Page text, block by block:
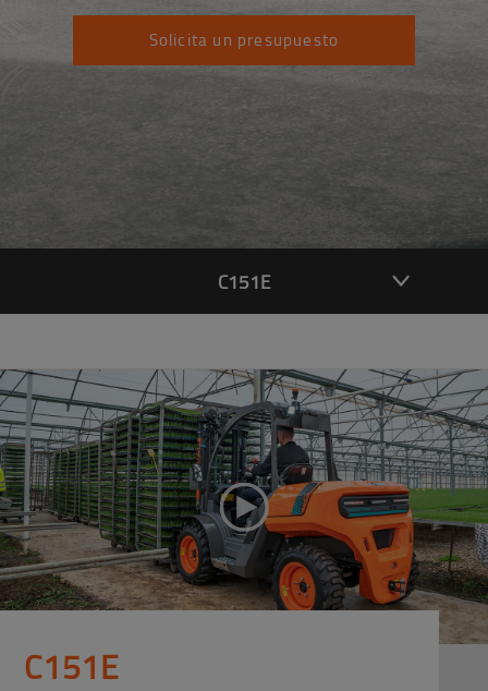
Solicita un presupuesto
C151E
C151E